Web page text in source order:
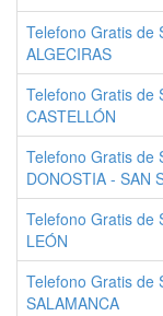
Telefono Gratis de
ALGECIRAS
Telefono Gratis de
CASTELLÓN
Telefono Gratis de
DONOSTIA - SAN
Telefono Gratis de
LEÓN
Telefono Gratis de
SALAMANCA